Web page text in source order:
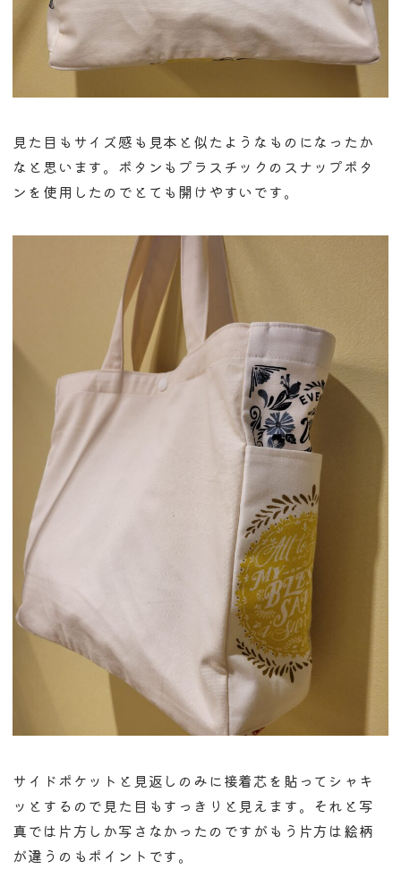
見た目もサイズ感も見本と似たようなものになったか
なと思います。ボタンもプラスチックのスナップボタ
ンを使用したのでとても開けやすいです。
サイドポケットと見返しのみに接着芯を貼ってシャキ
ッとするので見た目もすっきりと見えます。それと写
真では片方しか写さなかったのですがもう片方は絵柄
が違うのもポイントです。